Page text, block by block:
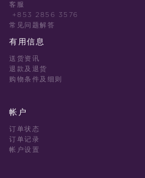
客服
+853 2856 3576
常见问题解答
有用信息
送货资讯
退款及退货
购物条件及细则
帐户
订单状态
订单记录
帐户设置